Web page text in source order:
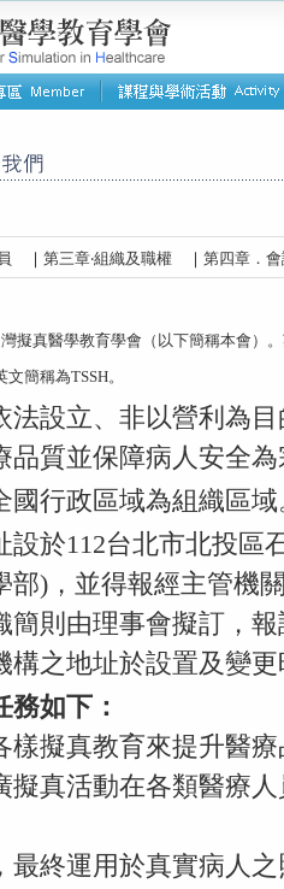
｜ 第三章‧組織及職權 ｜ 第四章．
擬真醫學教育學會（以下簡稱本會）
文簡稱為TSSH。
法設立、非以營利為
品質並保障病人安全
國行政區域為組織區域
設於112台北市北投區
部)，並得報經主管機
簡則由理事會擬訂，
構之地址於設置及變
務如下：
樣擬真教育來提升醫
擬真活動在各類醫療
終運用於真實病人之